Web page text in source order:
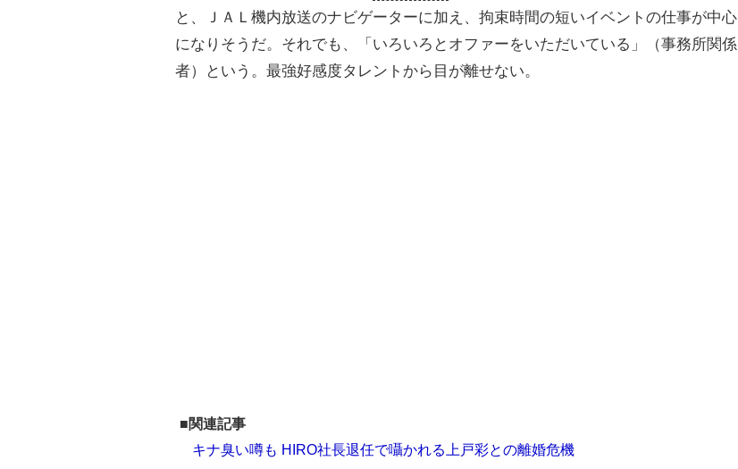
と、ＪＡＬ機内放送のナビゲーターに加え、拘束時間の短いイベントの仕事が中心
になりそうだ。それでも、「いろいろとオファーをいただいている」（事務所関係
者）という。最強好感度タレントから目が離せない。
■関連記事
キナ臭い噂も HIRO社長退任で囁かれる上戸彩との離婚危機